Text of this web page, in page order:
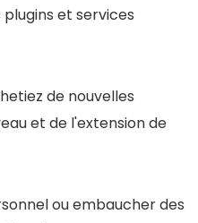
et services
de nouvelles
et de l'extension de
ou embaucher des